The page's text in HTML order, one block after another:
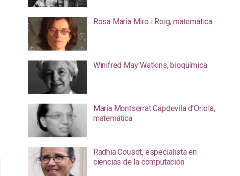
Rosa Maria Miró i Roig, matemática
Winifred May Watkins, bioquímica
María Montserrat Capdevila d’Oriola,
matemática
Radhia Cousot, especialista en
ciencias de la computación